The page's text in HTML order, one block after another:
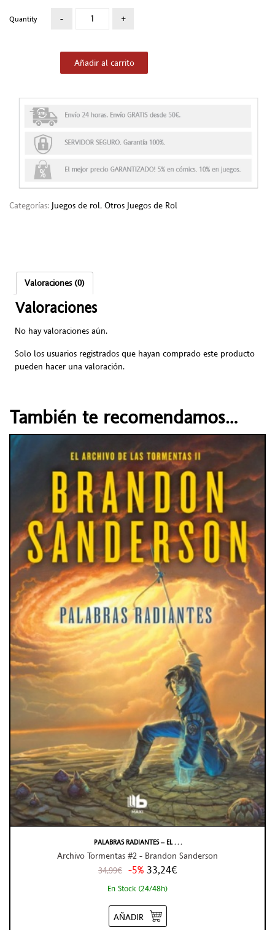
Quantity
Añadir al carrito
Categorías: Juegos de rol, Otros Juegos de Rol
Valoraciones (0)
Valoraciones
No hay valoraciones aún.
Solo los usuarios registrados que hayan comprado este producto
pueden hacer una valoración.
También te recomendamos…
PALABRAS RADIANTES – EL . . .
Archivo Tormentas #2 - Brandon Sanderson
34,99€ -5% 33,24€
En Stock (24/48h)
AÑADIR